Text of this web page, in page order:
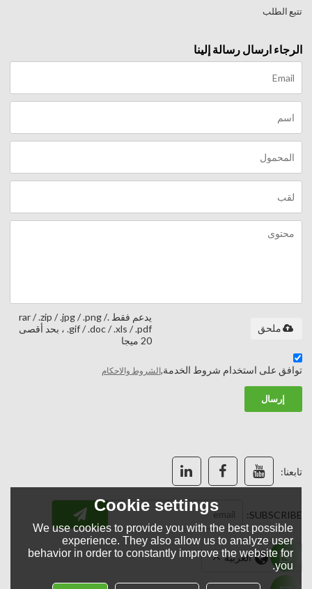
تتبع الطلب
الرجاء ارسال رسالة إلينا
يدعم فقط .rar / .zip / .jpg / .png /
.gif / .doc / .xls / .pdf ، بحد أقصى
20 ميجا
ملحق
توافق على استخدام شروط الخدمة,الشروط والاحكام
إرسال
تابعنا:
SUBSCRIBE:
لغة: العربية
Cookie settings
We use cookies to provide you with the best possible
experience. They also allow us to analyze user
behavior in order to constantly improve the website for
you.